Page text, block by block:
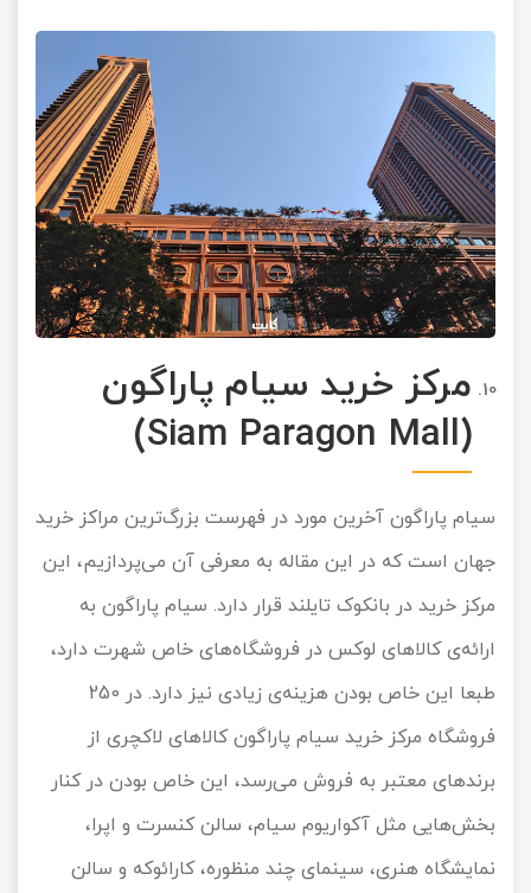
مرکز خرید سیام پاراگون
(Siam Paragon Mall)
سیام پاراگون آخرین مورد در فهرست بزرگ‌ترین مراکز خرید
جهان است که در این مقاله به معرفی آن می‌پردازیم، این
مرکز خرید در بانکوک تایلند قرار دارد. سیام پاراگون به
ارائه‌ی کالاهای لوکس در فروشگاه‌های خاص شهرت دارد،
طبعا این خاص بودن هزینه‌ی زیادی نیز دارد. در 250
فروشگاه مرکز خرید سیام پاراگون کالاهای لاکچری از
برندهای معتبر به فروش می‌رسد، این خاص بودن در کنار
بخش‌هایی مثل آکواریوم سیام، سالن کنسرت و اپرا،
نمایشگاه هنری، سینمای چند منظوره، کارائوکه و سالن